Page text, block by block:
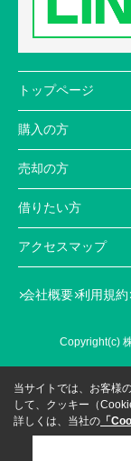
トップページ
購入の方
売却の方
借りたい方
アクセスマップ
会社概要 利用規約
Copyright(c)
当サイトでは、お客様
して、クッキー（
詳しくは、当社の 「